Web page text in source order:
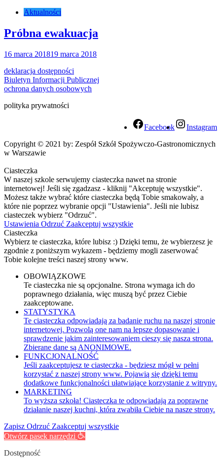
Aktualności
Próbna ewakuacja
16 marca 201819 marca 2018
deklaracja dostępności
Biuletyn Informacji Publicznej
ochrona danych osobowych
polityka prywatności
Facebook
Instagram
Copyright © 2021 by: Zespół Szkół Spożywczo-Gastronomicznych
w Warszawie
Ciasteczka
W naszej szkole serwujemy ciasteczka nawet na stronie
internetowej! Jeśli się zgadzasz - kliknij "Akceptuję wszystkie".
Możesz także wybrać które ciasteczka będą Tobie smakowały, a
które nie poprzez wybranie opcji "Ustawienia". Jeśli nie lubisz
ciasteczek wybierz "Odrzuć".
Ustawienia Odrzuć Zaakceptuj wszystkie
Ciasteczka
Wybierz te ciasteczka, które lubisz :) Dzięki temu, że wybierzesz je
zgodnie z poniższym wykazem - będziemy mogli zaserwować
Tobie kolejne treści naszej strony www.
OBOWIĄZKOWE
Te ciasteczka nie są opcjonalne. Strona wymaga ich do
poprawnego działania, więc muszą być przez Ciebie
zaakceptowane.
STATYSTYKA
Te ciasteczka odpowiadają za badanie ruchu na naszej stronie
internetowej. Pozwolą one nam na lepsze dopasowanie i
sprawdzenie jakim zainteresowaniem cieszy się nasza strona.
Zbierane dane są ANONIMOWE.
FUNKCJONALNOŚĆ
Jeśli zaakceptujesz te ciasteczka - będziesz mógł w pełni
korzystać z naszej strony www. Pojawią się dzięki temu
dodatkowe funkcjonalności ułatwiające korzystanie z witryny.
MARKETING
To wyższa szkoła! Ciasteczka te odpowiadają za poprawne
działanie naszej kuchni, która zwabiła Ciebie na nasze strony.
Zapisz Odrzuć Zaakceptuj wszystkie
Otwórz pasek narzędzi
Dostępność